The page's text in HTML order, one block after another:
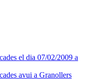
el dia 07/02/2009 a
avui a Granollers